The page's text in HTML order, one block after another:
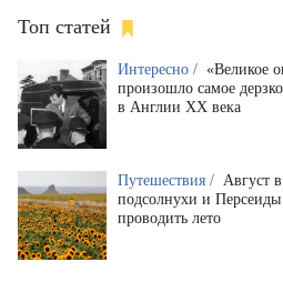
Топ статей
Интересно / «Великое
произошло самое
в Англии XX века
Путешествия / Август
подсолнухи и
проводить лето